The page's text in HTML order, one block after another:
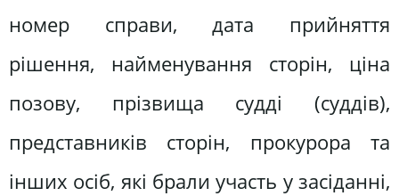
номер справи, дата прийняття
рішення, найменування сторін, ціна
позову, прізвища судді (суддів),
представників сторін, прокурора та
інших осіб, які брали участь у засіданні,